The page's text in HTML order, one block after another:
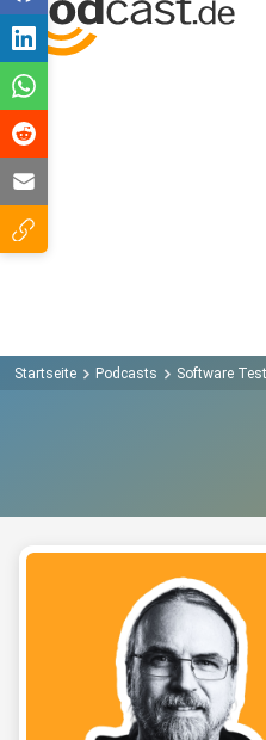
Startseite Podcasts Software